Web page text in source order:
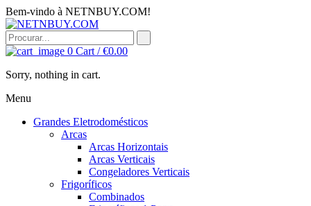
Bem-vindo à NETNBUY.COM!
0 Cart /€0.00
Sorry, nothing in cart.
Menu
Grandes Eletrodomésticos
Arcas
Arcas Horizontais
Arcas Verticais
Congeladores Verticais
Frigoríficos
Combinados